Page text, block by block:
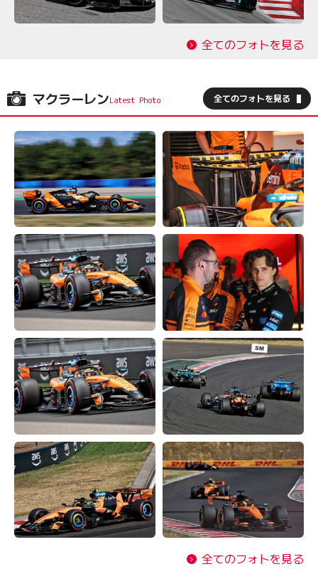
全てのフォトを見る
マクラーレン 全てのフォトを見る
全てのフォトを見る